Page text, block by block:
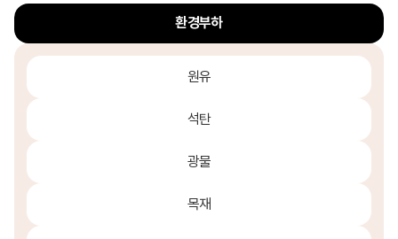
환경부하
원유
석탄
광물
목재